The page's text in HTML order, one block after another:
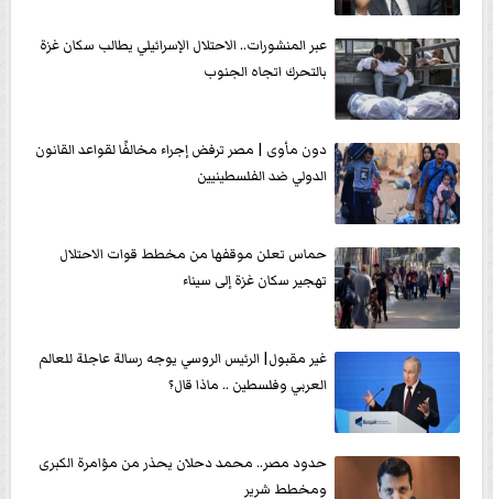
عبر المنشورات.. الاحتلال الإسرائيلي يطالب سكان غزة
بالتحرك اتجاه الجنوب
دون مأوى | مصر ترفض إجراء مخالفًا لقواعد القانون
الدولي ضد الفلسطينيين
حماس تعلن موقفها من مخطط قوات الاحتلال
تهجير سكان غزة إلى سيناء
غير مقبول| الرئيس الروسي يوجه رسالة عاجلة للعالم
العربي وفلسطين .. ماذا قال؟
حدود مصر.. محمد دحلان يحذر من مؤامرة الكبرى
ومخطط شرير